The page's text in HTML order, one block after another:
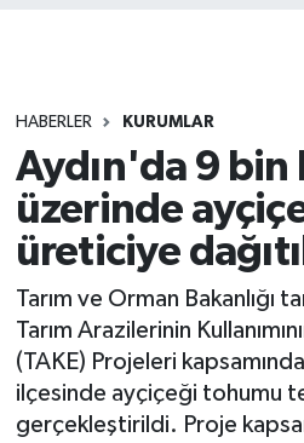
HABERLER KURUMLAR
Aydın'da 9 bin
üzerinde
üreticiye
Tarım ve Orman Bakanlığı
Tarım Arazilerinin
(TAKE) Projeleri
ilçesinde ayçiçeği tohumu
gerçekleştirildi. Proje
Tüm Manşetler
Son Dakika Haberleri
Haber Arşivi